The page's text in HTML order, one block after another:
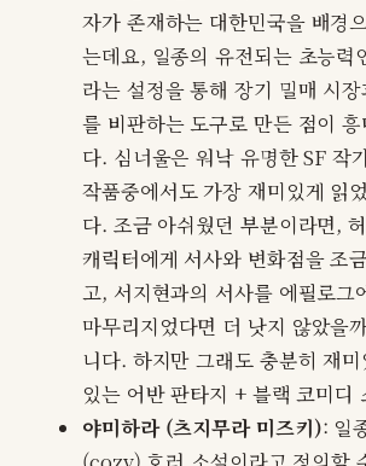
자가 존재하는 대한민국을 배경
는데요, 일종의 유전되는 초능력
라는 설정을 통해 장기 밀매 시
를 비판하는 도구로 만든 점이
다. 심너울은 워낙 유명한 SF 작
작품중에서도 가장 재미있게 읽
다. 조금 아쉬웠던 부분이라면,
캐릭터에게 서사와 변화점을 조
고, 서지현과의 서사를 에필로그
마무리지었다면 더 낫지 않았을
니다. 하지만 그래도 충분히 재
있는 어반 판타지 + 블랙 코미디
야미하라 (츠지무라 미즈키): 일